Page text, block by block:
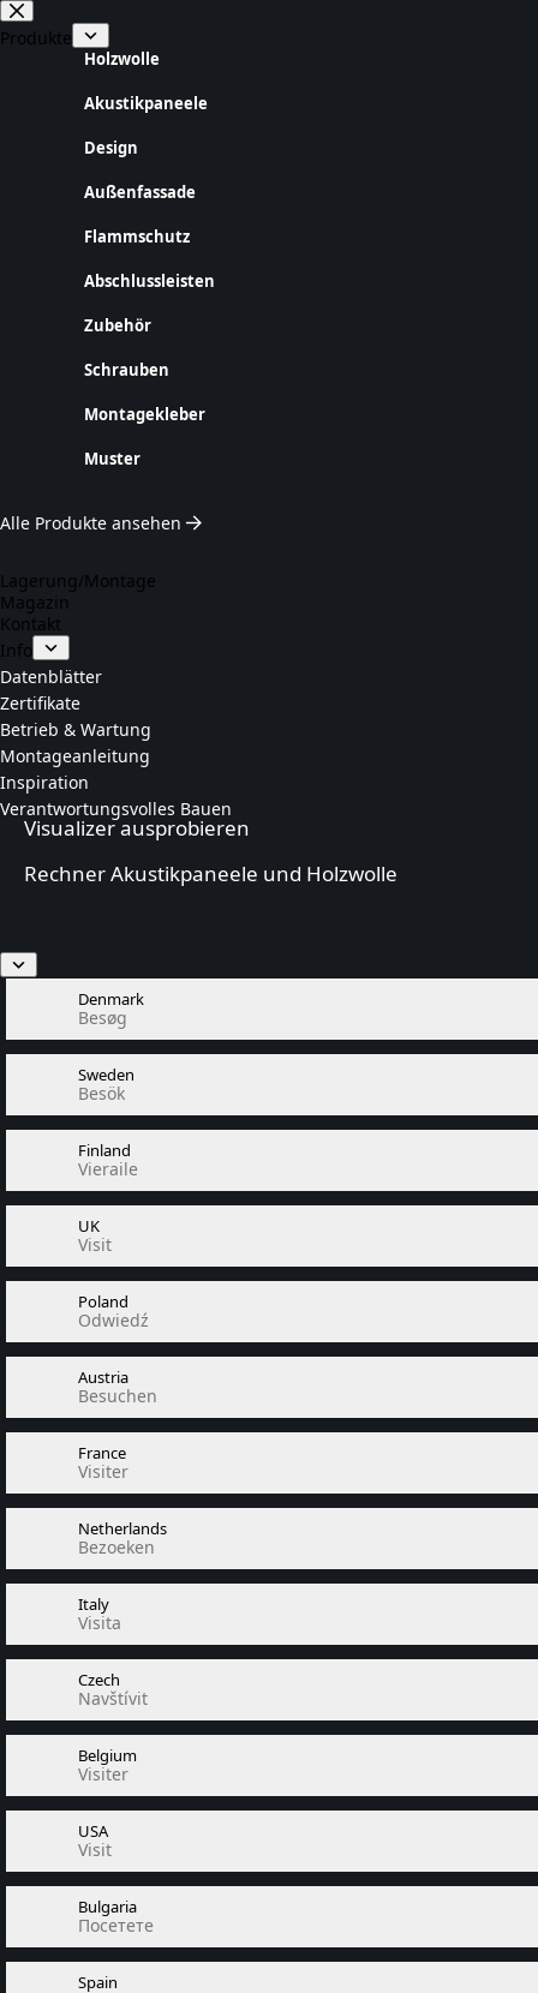
Zum
Inhalt
springen
Produkte
Holzwolle
Akustikpaneele
Design
Außenfassade
Flammschutz
Abschlussleisten
Zubehör
Schrauben
Montagekleber
Muster
Alle Produkte ansehen
Lagerung/Montage
Magazin
Kontakt
Info
Datenblätter
Zertifikate
Betrieb & Wartung
Montageanleitung
Inspiration
Verantwortungsvolles Bauen
Visualizer ausprobieren
Rechner Akustikpaneele und Holzwolle
Denmark
Besøg
Sweden
Besök
Finland
Vieraile
UK
Visit
Poland
Odwiedź
Austria
Besuchen
France
Visiter
Netherlands
Bezoeken
Italy
Visita
Czech
Navštívit
Belgium
Visiter
USA
Visit
Bulgaria
Посетете
Spain